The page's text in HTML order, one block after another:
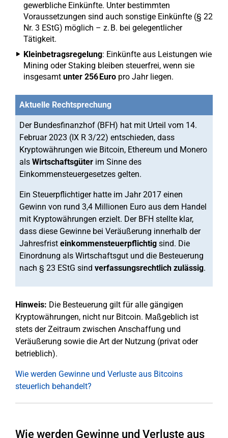
gewerbliche Einkünfte. Unter bestimmten
Voraussetzungen sind auch sonstige Einkünfte (§ 22
Nr. 3 EStG) möglich – z. B. bei gelegentlicher
Tätigkeit.
Kleinbetragsregelung: Einkünfte aus Leistungen wie
Mining oder Staking bleiben steuerfrei, wenn sie
insgesamt unter 256 Euro pro Jahr liegen.
Aktuelle Rechtsprechung
Der Bundesfinanzhof (BFH) hat mit Urteil vom 14.
Februar 2023 (IX R 3/22) entschieden, dass
Kryptowährungen wie Bitcoin, Ethereum und Monero
als Wirtschaftsgüter im Sinne des
Einkommensteuergesetzes gelten.
Ein Steuerpflichtiger hatte im Jahr 2017 einen
Gewinn von rund 3,4 Millionen Euro aus dem Handel
mit Kryptowährungen erzielt. Der BFH stellte klar,
dass diese Gewinne bei Veräußerung innerhalb der
Jahresfrist einkommensteuerpflichtig sind. Die
Einordnung als Wirtschaftsgut und die Besteuerung
nach § 23 EStG sind verfassungsrechtlich zulässig.
Hinweis: Die Besteuerung gilt für alle gängigen
Kryptowährungen, nicht nur Bitcoin. Maßgeblich ist
stets der Zeitraum zwischen Anschaffung und
Veräußerung sowie die Art der Nutzung (privat oder
betrieblich).
Wie werden Gewinne und Verluste aus Bitcoins
steuerlich behandelt?
Wie werden Gewinne und Verluste aus